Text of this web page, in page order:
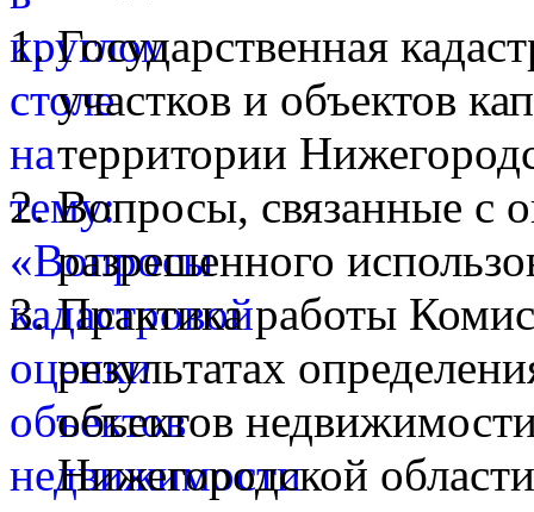
Государственная
участков и объектов
территории
Вопросы, связанные с
разрешенного
Практика работы
результатах
объектов
Нижегородской